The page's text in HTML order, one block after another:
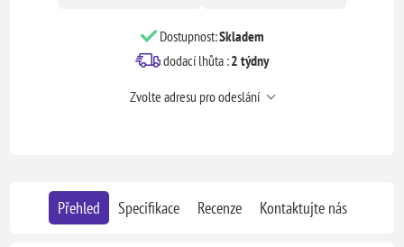
Dostupnost:Skladem
dodací lhůta :2 týdny
Zvolte adresu pro odeslání
Přehled Specifikace Recenze Kontaktujte nás